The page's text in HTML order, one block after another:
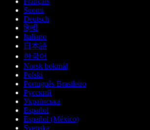
Suomi
Deutsch
हिन्दी
Italiano
日本語
한국어
Norsk bokmål
Polski
Português Brasileiro
Русский
Українська
Español
Español (México)
Svenska